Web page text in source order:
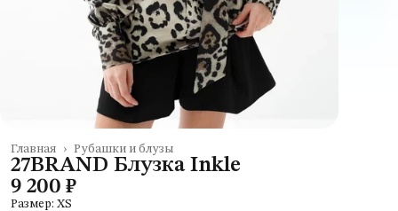
Рубашки и блузы
Главная ›
27BRAND Блузка Inkle
9 200 ₽
Размер: XS